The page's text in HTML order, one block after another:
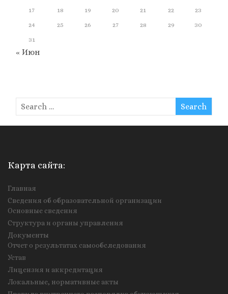
17
18 19 20 21 22
23
24
25 26 27 28 29
30
31
« Июн
Карта сайта:
Главная
Сведения об образовательной организации
Основные сведения
Структура и органы управления
Документы
Отчет о результатах самообследования
Устав
Лицензия и аккредитация
Локальные, нормативные акты